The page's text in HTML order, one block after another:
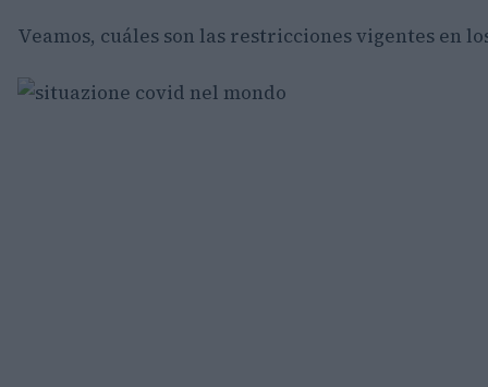
Veamos, cuáles son las restricciones vigentes en